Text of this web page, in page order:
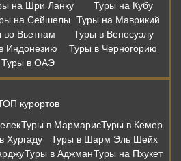
на Шри Ланку
Туры на Кубу
на Сейшелы
Туры на Маврикий
во Вьетнам
Туры в Венесуэлу
Индонезию
Туры в Черногорию
Туры в ОАЭ
курортов
Туры в МармарисТуры в Кемер
Хургаду
Туры в Шарм Эль Шейх
Туры в АджманТуры на Пхукет